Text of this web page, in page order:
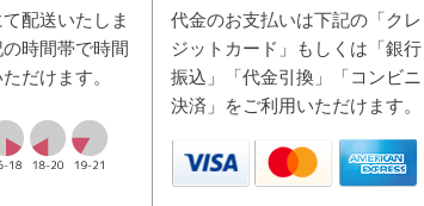
配送いたしま
時間帯で時間
だけます。
代金のお支払いは下記の「クレ
ジットカード」もしくは「銀行
振込」「代金引換」「コンビニ
決済」をご利用いただけます。